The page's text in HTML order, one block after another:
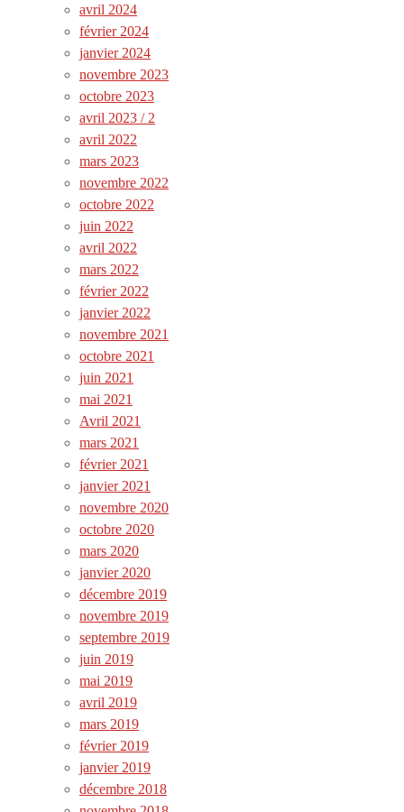
avril 2024
février 2024
janvier 2024
novembre 2023
octobre 2023
avril 2023 / 2
avril 2022
mars 2023
novembre 2022
octobre 2022
juin 2022
avril 2022
mars 2022
février 2022
janvier 2022
novembre 2021
octobre 2021
juin 2021
mai 2021
Avril 2021
mars 2021
février 2021
janvier 2021
novembre 2020
octobre 2020
mars 2020
janvier 2020
décembre 2019
novembre 2019
septembre 2019
juin 2019
mai 2019
avril 2019
mars 2019
février 2019
janvier 2019
décembre 2018